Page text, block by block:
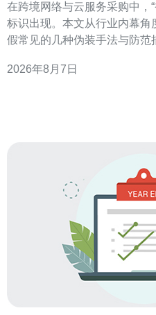
在跨境网络与云服务采购中，
标识出现。本文从行业内幕角
假常见的几种伪装手法与防范
香港CN2及真假争议的核心要
2026年8月7日